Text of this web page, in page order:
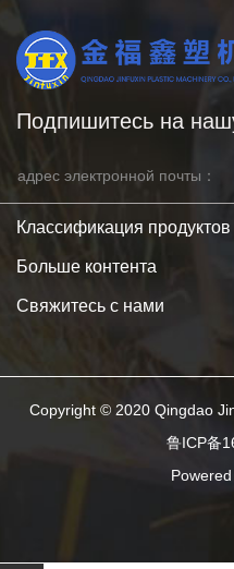
Подпишитесь на
Классификация продуктов
Больше контента
Свяжитесь с нами
Copyright © 2020 Qingdao
鲁ICP备